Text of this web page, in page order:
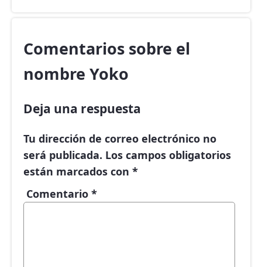
Comentarios sobre el
nombre Yoko
Deja una respuesta
Tu dirección de correo electrónico no
será publicada. Los campos obligatorios
están marcados con *
Comentario *